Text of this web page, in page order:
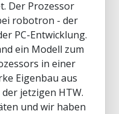
Der Prozessor
robotron - der
PC-Entwicklung.
ein Modell zum
in einer
Eigenbau aus
jetzigen HTW.
und wir haben